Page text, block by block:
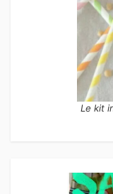
Le kit